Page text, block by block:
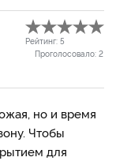
Рейтинг: 5
Проголосовало: 2
но и время
Чтобы
для